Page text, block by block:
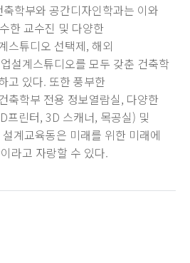
학부와 공간디자인학과는 이와
한 교수진 및 다양한
스튜디오 선택제, 해외
설계스튜디오를 모두 갖춘 건축학
고 있다. 또한 풍부한
축학부 전용 정보열람실, 다양한
프린터, 3D 스캐너, 목공실) 및
계교육동은 미래를 위한 미래에
라고 자랑할 수 있다.